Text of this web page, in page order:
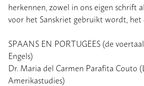
herkennen, zowel in ons eigen schrift
voor het Sanskriet gebruikt wordt, het
SPAANS EN PORTUGEES (de
Engels)
Dr. Maria del Carmen Parafita Couto
Amerikastudies)